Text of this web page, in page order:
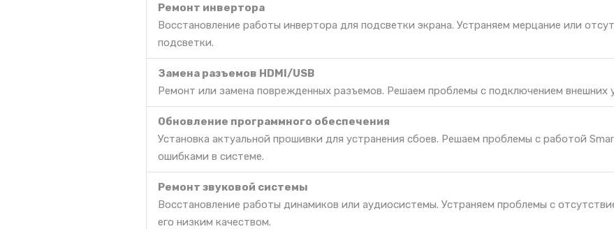
Ремонт инвертора
Восстановление работы инвертора для подсветки экрана. Устраняем мерцание или
подсветки.
Замена разъемов HDMI/USB
Ремонт или замена поврежденных разъемов. Решаем проблемы с подключением внешних
Обновление программного обеспечения
Установка актуальной прошивки для устранения сбоев. Решаем проблемы с работой
ошибками в системе.
Ремонт звуковой системы
Восстановление работы динамиков или аудиосистемы. Устраняем проблемы с
его низким качеством.